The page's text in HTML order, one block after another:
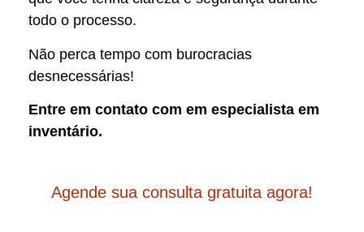
todo o processo.
Não perca tempo com burocracias
desnecessárias!
Entre em contato com em especialista em
inventário.
Agende sua consulta gratuita agora!